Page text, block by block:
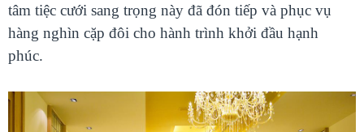
tâm tiệc cưới sang trọng này đã đón tiếp và phục vụ
hàng nghìn cặp đôi cho hành trình khởi đầu hạnh
phúc.